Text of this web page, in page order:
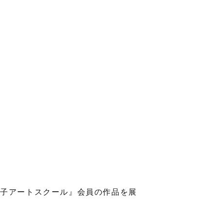
アートスクール』会員の作品を展